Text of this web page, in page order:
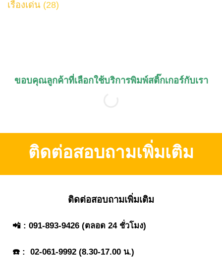
เรื่องเด่น (28)
ขอบคุณลูกค้าที่เลือกใช้บริการพิมพ์สติ๊กเกอร์กับเรา
ติดต่อสอบถามเพิ่มเติม
ติดต่อสอบถามเพิ่มเติม
📲 : 091-893-9426 (ตลอด 24 ชั่วโมง)
☎️ : 02-061-9992 (8.30-17.00 น.)